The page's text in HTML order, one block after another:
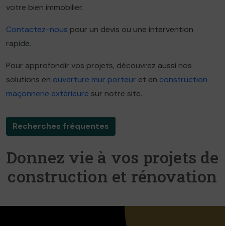
votre bien immobilier.
Contactez-nous pour un devis ou une intervention
rapide.
Pour approfondir vos projets, découvrez aussi nos
solutions en ouverture mur porteur et en construction
maçonnerie extérieure sur notre site.
Recherches fréquentes
Donnez vie à vos projets de
construction et rénovation